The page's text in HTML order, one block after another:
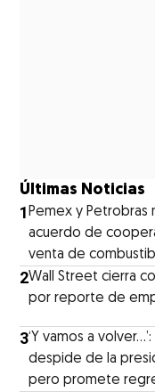
Últimas Noticias
1Pemex y Petrobras
acuerdo de
venta de
2Wall Street cierra
por reporte de
3‘Y vamos a
despide de la
pero promete